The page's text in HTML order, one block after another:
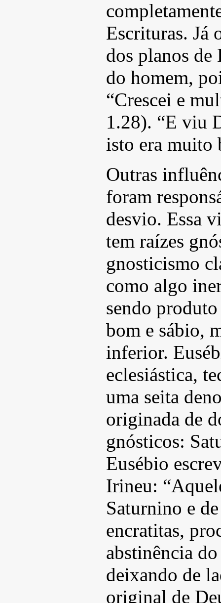
Escrituras. Já
dos planos de
do homem,
“Crescei e
1.28). “E viu
isto era muito
Outras
foram
desvio. Essa
tem raízes
gnosticismo
como algo
sendo
bom e sábio,
inferior.
eclesiástica,
uma seita
originada de
gnósticos:
Eusébio
Irineu:
Saturnino e
encratitas,
abstinência
deixando de
original de